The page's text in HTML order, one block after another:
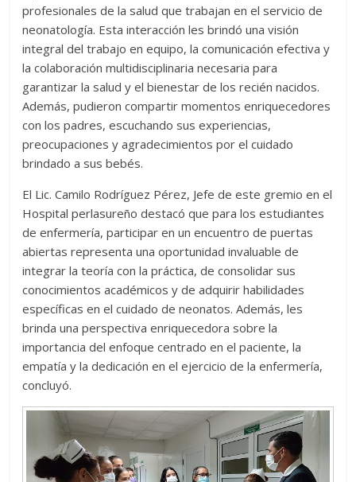
profesionales de la salud que trabajan en el servicio de
neonatología. Esta interacción les brindó una visión
integral del trabajo en equipo, la comunicación efectiva y
la colaboración multidisciplinaria necesaria para
garantizar la salud y el bienestar de los recién nacidos.
Además, pudieron compartir momentos enriquecedores
con los padres, escuchando sus experiencias,
preocupaciones y agradecimientos por el cuidado
brindado a sus bebés.
El Lic. Camilo Rodríguez Pérez, Jefe de este gremio en el
Hospital perlasureño destacó que para los estudiantes
de enfermería, participar en un encuentro de puertas
abiertas representa una oportunidad invaluable de
integrar la teoría con la práctica, de consolidar sus
conocimientos académicos y de adquirir habilidades
específicas en el cuidado de neonatos. Además, les
brinda una perspectiva enriquecedora sobre la
importancia del enfoque centrado en el paciente, la
empatía y la dedicación en el ejercicio de la enfermería,
concluyó.